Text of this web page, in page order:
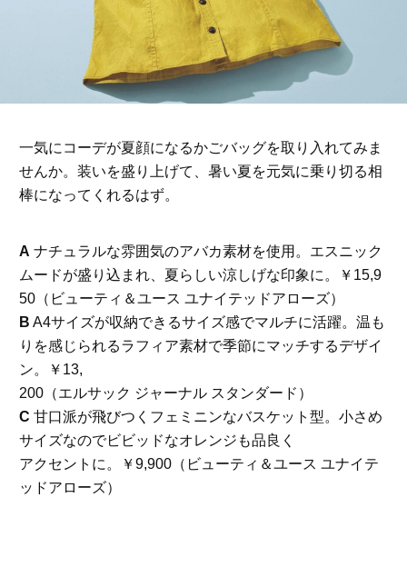
一気にコーデが夏顔になるかごバッグを取り入れてみま
せんか。装いを盛り上げて、暑い夏を元気に乗り切る相
棒になってくれるはず。
A ナチュラルな雰囲気のアバカ素材を使用。エスニック
ムードが盛り込まれ、夏らしい涼しげな印象に。￥15,9
50（ビューティ＆ユース ユナイテッドアローズ）
B A4サイズが収納できるサイズ感でマルチに活躍。温も
りを感じられるラフィア素材で季節にマッチするデザイ
ン。￥13,
200（エルサック ジャーナル スタンダード）
C 甘口派が飛びつくフェミニンなバスケット型。小さめ
サイズなのでビビッドなオレンジも品良く
アクセントに。￥9,900（ビューティ＆ユース ユナイテ
ッドアローズ）